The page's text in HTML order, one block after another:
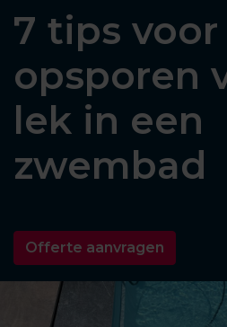
7 tips
opsporen
lek in een
zwembad
Offerte aanvragen